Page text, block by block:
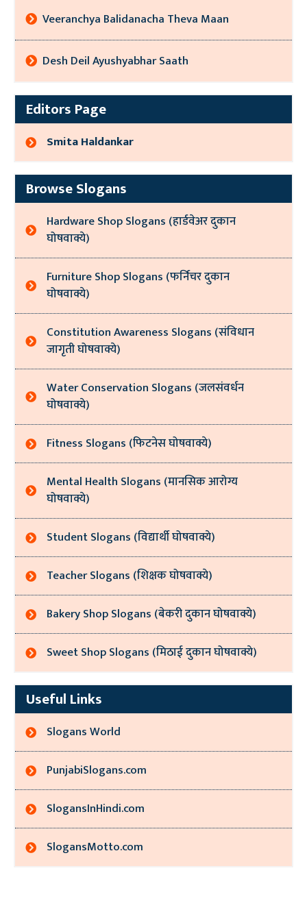
Veeranchya Balidanacha Theva Maan
Desh Deil Ayushyabhar Saath
Editors Page
Smita Haldankar
Browse Slogans
Hardware Shop Slogans (हार्डवेअर दुकान
घोषवाक्ये)
Furniture Shop Slogans (फर्निचर दुकान
घोषवाक्ये)
Constitution Awareness Slogans (संविधान
जागृती घोषवाक्ये)
Water Conservation Slogans (जलसंवर्धन
घोषवाक्ये)
Fitness Slogans (फिटनेस घोषवाक्ये)
Mental Health Slogans (मानसिक आरोग्य
घोषवाक्ये)
Student Slogans (विद्यार्थी घोषवाक्ये)
Teacher Slogans (शिक्षक घोषवाक्ये)
Bakery Shop Slogans (बेकरी दुकान घोषवाक्ये)
Sweet Shop Slogans (मिठाई दुकान घोषवाक्ये)
Useful Links
Slogans World
PunjabiSlogans.com
SlogansInHindi.com
SlogansMotto.com